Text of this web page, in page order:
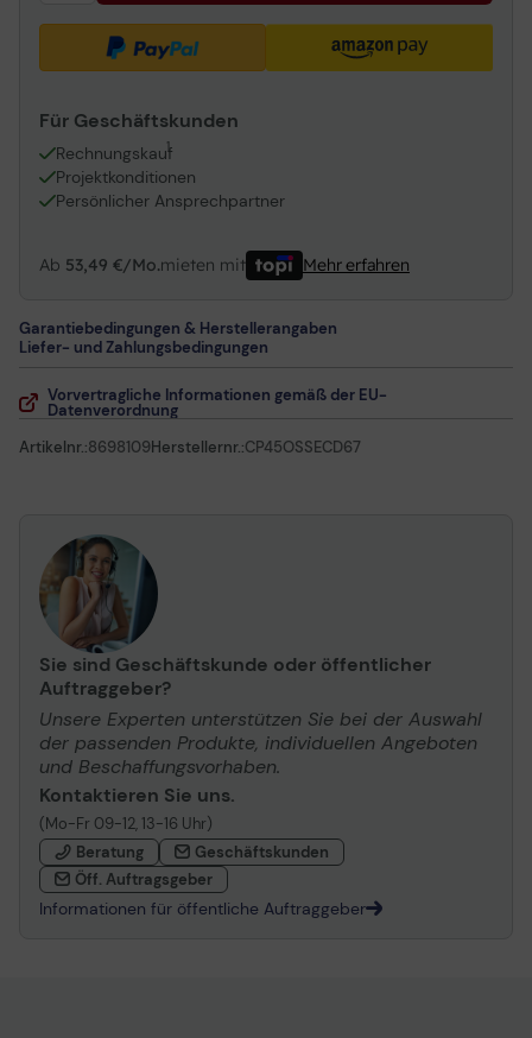
Für Geschäftskunden
Rechnungskauf
1
Projektkonditionen
Persönlicher Ansprechpartner
Ab 53,49 €/Mo.mieten mit Mehr erfahren
Garantiebedingungen & Herstellerangaben
Liefer- und Zahlungsbedingungen
Vorvertragliche Informationen gemäß der EU-
Datenverordnung
Artikelnr.:8698109Herstellernr.:CP45OSSECD67
Sie sind Geschäftskunde oder öffentlicher
Auftraggeber?
Unsere Experten unterstützen Sie bei der Auswahl
der passenden Produkte, individuellen Angeboten
und Beschaffungsvorhaben.
Kontaktieren Sie uns.
(Mo-Fr 09-12, 13-16 Uhr)
Beratung
Geschäftskunden
Öff. Auftragsgeber
Informationen für öffentliche Auftraggeber